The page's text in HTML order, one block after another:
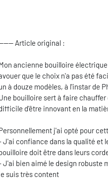
Article original :
ancienne bouilloire
que le choix n'a pas été
à douze modèles, à l'instar de
bouilloire sert à faire
d'être innovant en la
j'ai opté pour
J'ai confiance dans la qualité et
doit être dans leurs
J'ai bien aimé le design robuste
suis très content